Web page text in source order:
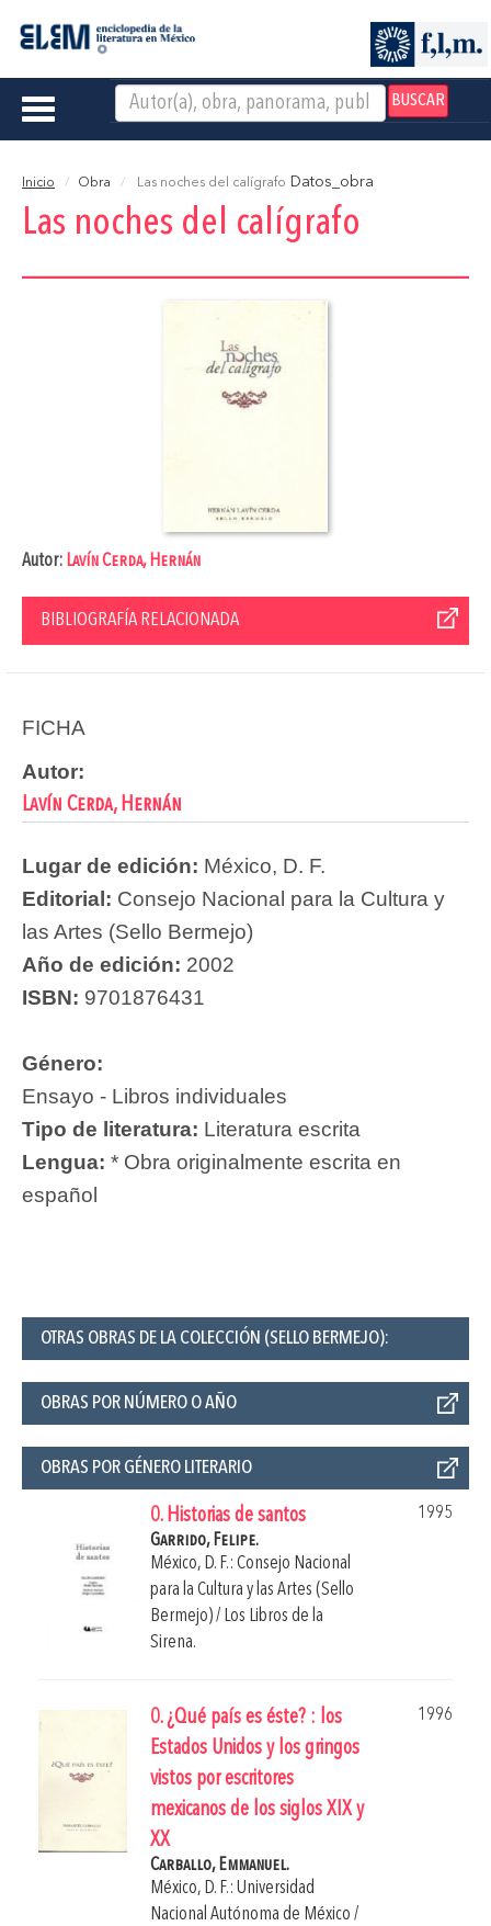
BUSCAR
Toggle
Inicio Obra Las noches del calígrafo Datos_obra
Las noches del calígrafo
Autor: Lavín Cerda, Hernán
BIBLIOGRAFÍA RELACIONADA
FICHA
Autor:
Lavín Cerda, Hernán
Lugar de edición: México, D. F.
Editorial: Consejo Nacional para la Cultura y
las Artes (Sello Bermejo)
Año de edición: 2002
ISBN: 9701876431
Género:
Ensayo - Libros individuales
Tipo de literatura: Literatura escrita
Lengua: * Obra originalmente escrita en
español
OTRAS OBRAS DE LA COLECCIÓN (SELLO BERMEJO):
OBRAS POR NÚMERO O AÑO
OBRAS POR GÉNERO LITERARIO
0. Historias de santos
1995
Garrido, Felipe.
México, D. F.: Consejo Nacional
para la Cultura y las Artes (Sello
Bermejo) / Los Libros de la
Sirena.
0. ¿Qué país es éste? : los
Estados Unidos y los gringos
vistos por escritores
mexicanos de los siglos XIX y
XX
1996
Carballo, Emmanuel.
México, D. F.: Universidad
Nacional Autónoma de México /